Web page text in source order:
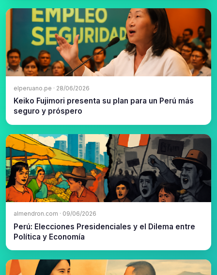
elperuano.pe · 28/06/2026
Keiko Fujimori presenta su plan para un Perú más
seguro y próspero
almendron.com · 09/06/2026
Perú: Elecciones Presidenciales y el Dilema entre
Política y Economía